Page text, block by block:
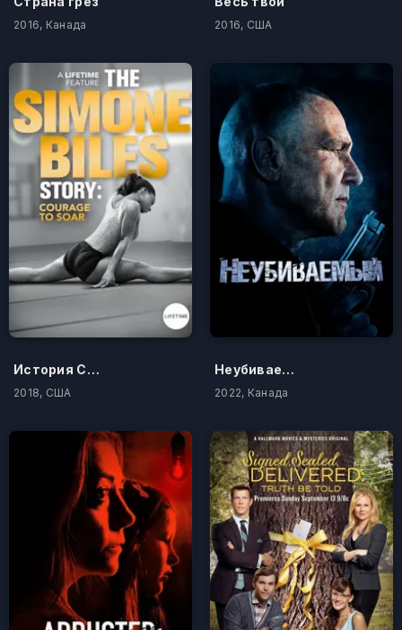
2016, Канада 2016, США
История Симоны Байлз: На Пути к Вершине
2018, США
Неубиваемый
2022, Канада